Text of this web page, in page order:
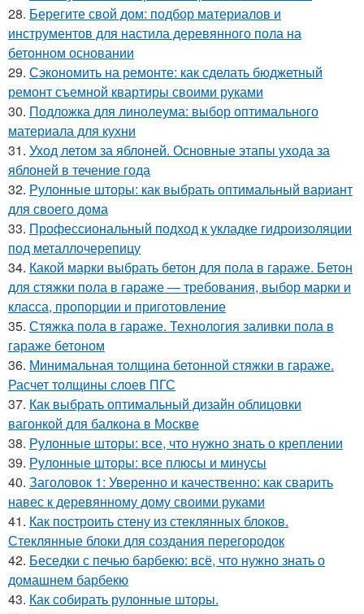
28. Берегите свой дом: подбор материалов и
инструментов для настила деревянного пола на
бетонном основании
29. Сэкономить на ремонте: как сделать бюджетный
ремонт съемной квартиры своими руками
30. Подложка для линолеума: выбор оптимального
материала для кухни
31. Уход летом за яблоней. Основные этапы ухода за
яблоней в течение года
32. Рулонные шторы: как выбрать оптимальный вариант
для своего дома
33. Профессиональный подход к укладке гидроизоляции
под металлочерепицу
34. Какой марки выбрать бетон для пола в гараже. Бетон
для стяжки пола в гараже — требования, выбор марки и
класса, пропорции и приготовление
35. Стяжка пола в гараже. Технология заливки пола в
гараже бетоном
36. Минимальная толщина бетонной стяжки в гараже.
Расчет толщины слоев ПГС
37. Как выбрать оптимальный дизайн облицовки
вагонкой для балкона в Москве
38. Рулонные шторы: все, что нужно знать о креплении
39. Рулонные шторы: все плюсы и минусы
40. Заголовок 1: Уверенно и качественно: как сварить
навес к деревянному дому своими руками
41. Как построить стену из стеклянных блоков.
Стеклянные блоки для создания перегородок
42. Беседки с печью барбекю: всё, что нужно знать о
домашнем барбекю
43. Как собирать рулонные шторы.